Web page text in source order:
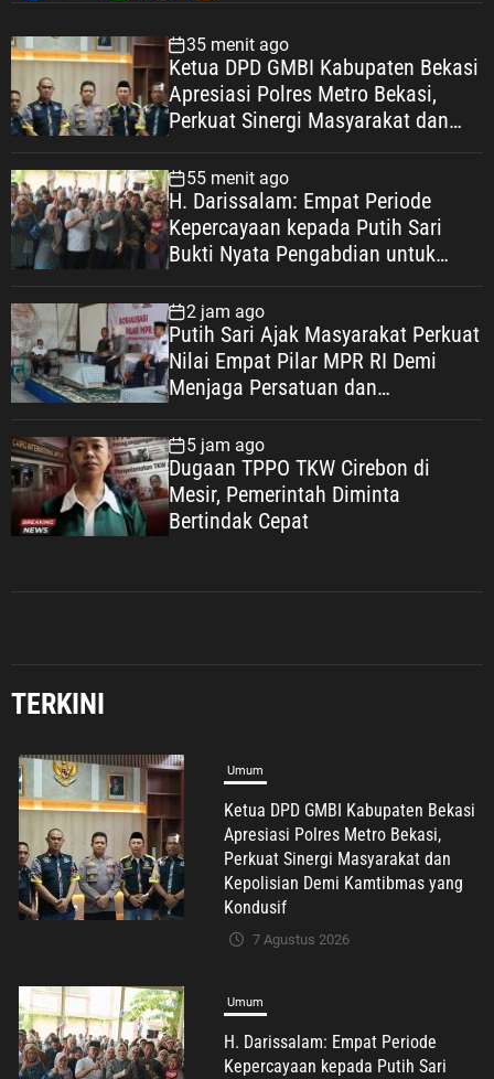
35 menit ago
Ketua DPD GMBI Kabupaten Bekasi
Apresiasi Polres Metro Bekasi,
Perkuat Sinergi Masyarakat dan
Kondusif
55 menit ago
H. Darissalam: Empat Periode
Kepercayaan kepada Putih Sari
Bukti Nyata Pengabdian untuk
2 jam ago
Putih Sari Ajak Masyarakat Perkuat
Nilai Empat Pilar MPR RI Demi
Menjaga Persatuan dan
5 jam ago
Dugaan TPPO TKW Cirebon di
Mesir, Pemerintah Diminta
Bertindak Cepat
TERKINI
Perkuat Sinergi Masyarakat dan
Kondusif
7 Agustus 2026
Umum
H. Darissalam: Empat Periode
Bukti Nyata Pengabdian untuk
7 Agustus 2026